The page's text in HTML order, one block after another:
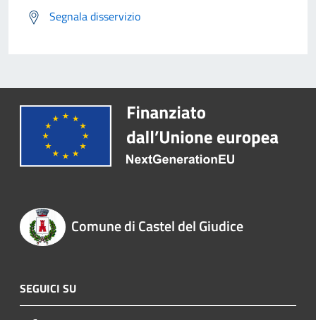
Segnala disservizio
Comune di Castel del Giudice
SEGUICI SU